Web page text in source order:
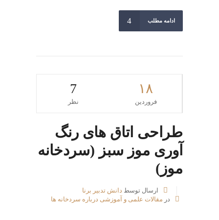
ادامه مطلب
۱۸
فروردین
7
نظر
طراحی اتاق های رنگ
آوری موز سبز (سردخانه
موز)
ارسال توسط دانش تدبیر برنا
در مقالات علمی و آموزشی درباره سردخانه ها